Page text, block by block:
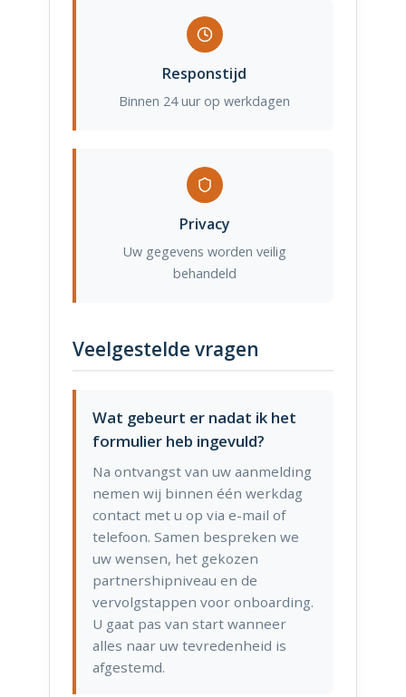
Responstijd
Binnen 24 uur op werkdagen
Privacy
Uw gegevens worden veilig
behandeld
Veelgestelde vragen
Wat gebeurt er nadat ik het
formulier heb ingevuld?
Na ontvangst van uw aanmelding
nemen wij binnen één werkdag
contact met u op via e-mail of
telefoon. Samen bespreken we
uw wensen, het gekozen
partnershipniveau en de
vervolgstappen voor onboarding.
U gaat pas van start wanneer
alles naar uw tevredenheid is
afgestemd.